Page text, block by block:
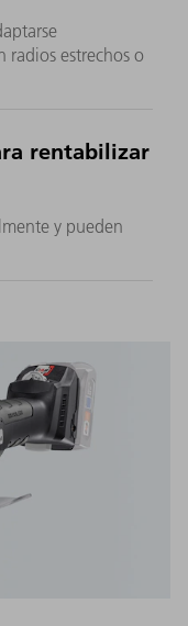
radios estrechos o
rentabilizar
y pueden